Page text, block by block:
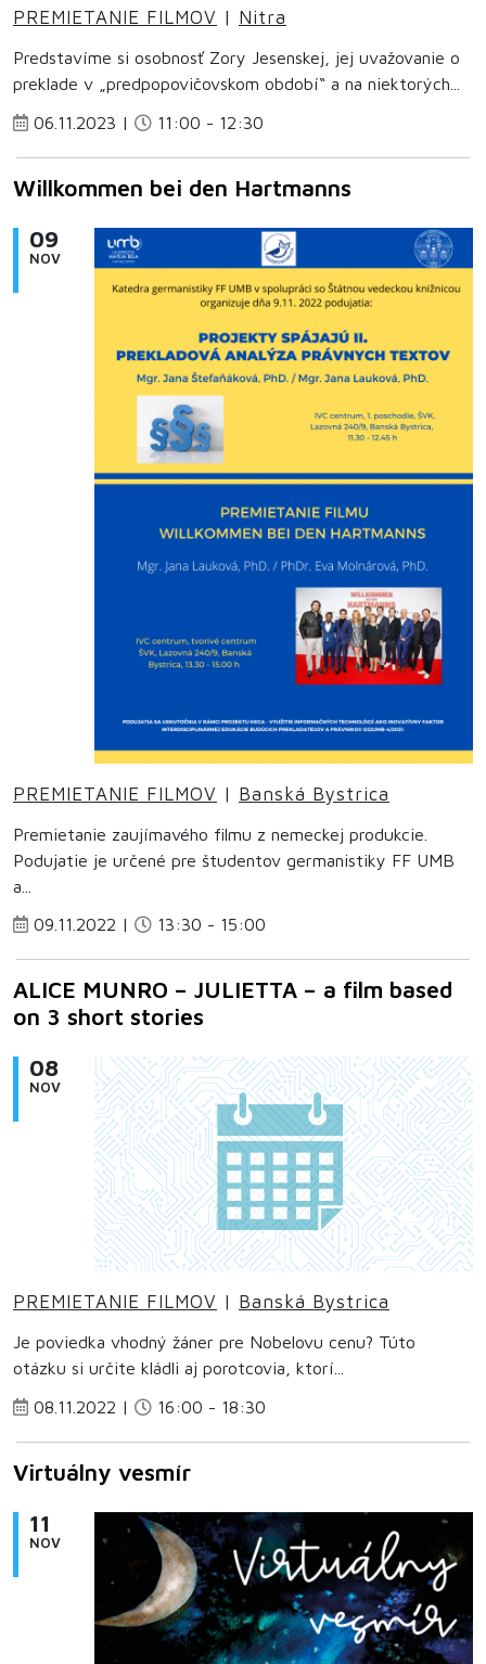
PREMIETANIE FILMOV | Nitra
Predstavíme si osobnosť Zory Jesenskej, jej uvažovanie o
preklade v „predpopovičovskom období“ a na niektorých...
06.11.2023 |
11:00 - 12:30
Willkommen bei den Hartmanns
09
NOV
PREMIETANIE FILMOV | Banská Bystrica
Premietanie zaujímavého filmu z nemeckej produkcie.
Podujatie je určené pre študentov germanistiky FF UMB
a...
09.11.2022 |
13:30 - 15:00
ALICE MUNRO – JULIETTA – a film based
on 3 short stories
08
NOV
PREMIETANIE FILMOV | Banská Bystrica
Je poviedka vhodný žáner pre Nobelovu cenu? Túto
otázku si určite kládli aj porotcovia, ktorí...
08.11.2022 |
16:00 - 18:30
Virtuálny vesmír
11
NOV